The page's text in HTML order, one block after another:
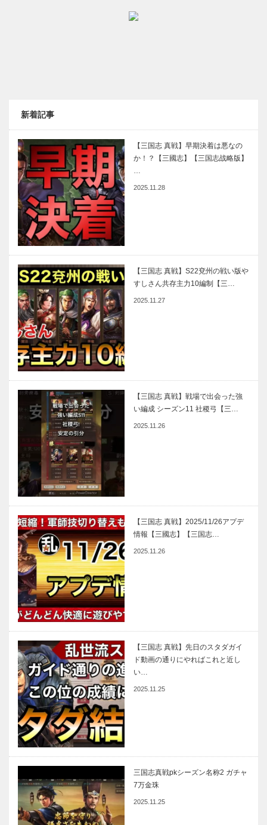
新着記事
【三国志 真戦】早期決着は悪なの
か！？【三國志】【三国志战略版】
…
2025.11.28
【三国志 真戦】S22兗州の戦い版や
すしさん共存主力10編制【三…
2025.11.27
【三国志 真戦】戦場で出会った強
い編成 シーズン11 社稷弓【三…
2025.11.26
【三国志 真戦】2025/11/26アプデ
情報【三國志】【三国志…
2025.11.26
【三国志 真戦】先日のスタダガイ
ド動画の通りにやればこれと近し
い…
2025.11.25
三国志真戦pkシーズン名称2 ガチャ
7万金珠
2025.11.25